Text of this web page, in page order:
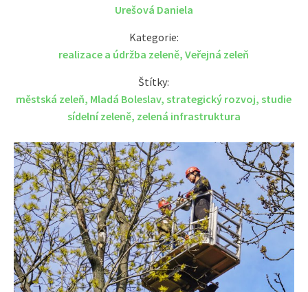
Urešová Daniela
Kategorie:
realizace a údržba zeleně,Veřejná zeleň
Štítky:
městská zeleň, Mladá Boleslav,strategický rozvoj,studie
sídelní zeleně, zelená infrastruktura